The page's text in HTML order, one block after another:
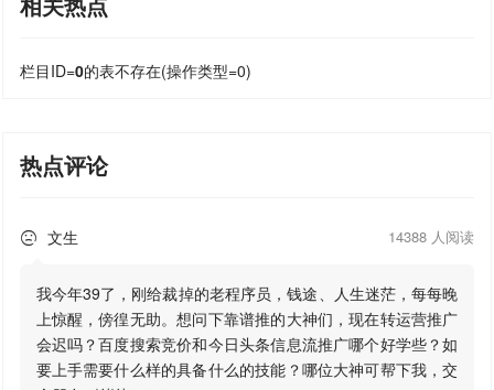
栏目ID=0的表不存在(操作类型=0)
热点评论
 文生 14388 人阅读
我今年39了，刚给裁掉的老程序员，钱途、人生迷茫，每每晚
上惊醒，傍徨无助。想问下靠谱推的大神们，现在转运营推广
会迟吗？百度搜索竞价和今日头条信息流推广哪个好学些？如
要上手需要什么样的具备什么的技能？哪位大神可帮下我，交